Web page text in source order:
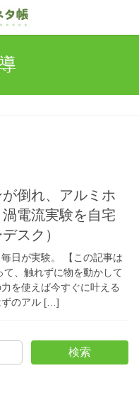
倒れ、アルミホ
電流実験を自宅
スク）
日が実験。 【この記事は
、触れずに物を動かして
を使えば今すぐに叶える
ずのアル […]
検索